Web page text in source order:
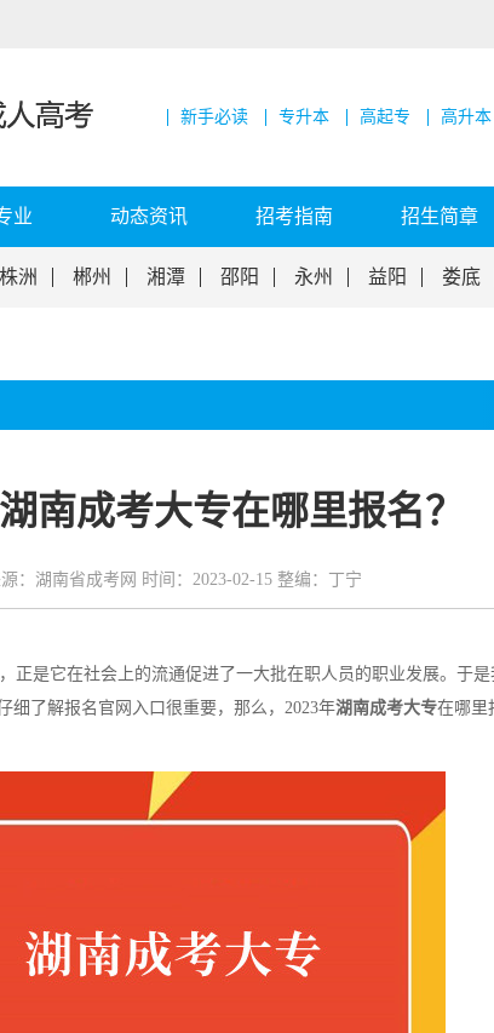
新手必读 专升本 高起专 高升本
业 动态资讯 招考指南 招生简章
株洲 郴州 湘潭 邵阳 永州 益阳 娄底
南成考大专在哪里报名？
：湖南省成考网 时间：2023-02-15 整编：丁宁
是它在社会上的流通促进了一大批在职人员的职业发展。于
细了解报名官网入口很重要，那么，2023年湖南成考大专在哪里
湖南工业大学